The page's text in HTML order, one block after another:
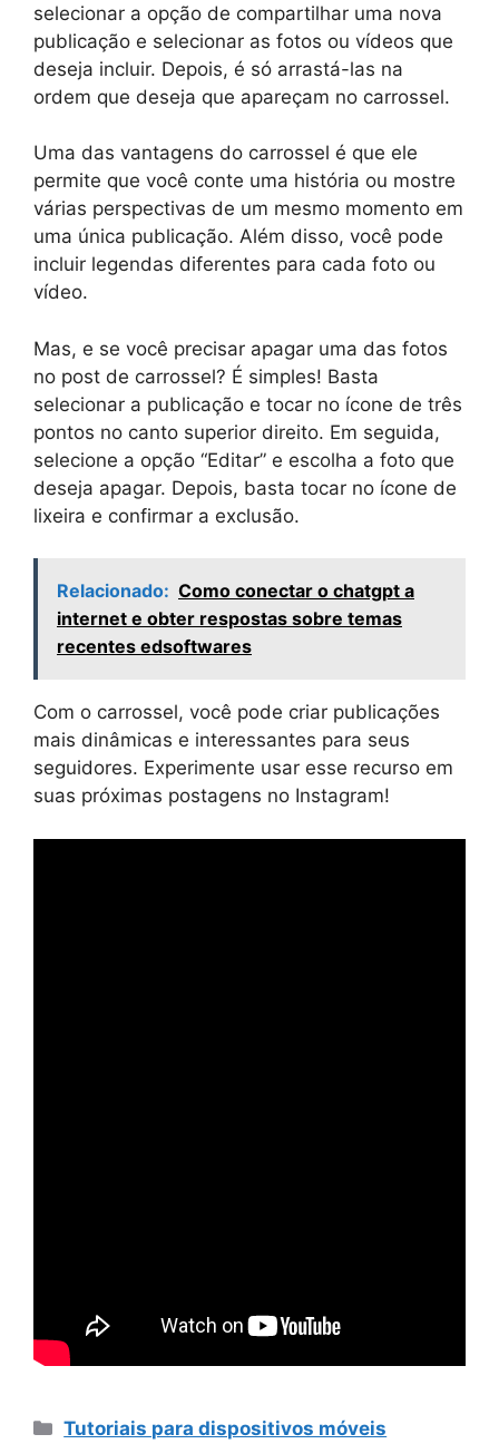
selecionar a opção de compartilhar uma nova
publicação e selecionar as fotos ou vídeos que
deseja incluir. Depois, é só arrastá-las na
ordem que deseja que apareçam no carrossel.
Uma das vantagens do carrossel é que ele
permite que você conte uma história ou mostre
várias perspectivas de um mesmo momento em
uma única publicação. Além disso, você pode
incluir legendas diferentes para cada foto ou
vídeo.
Mas, e se você precisar apagar uma das fotos
no post de carrossel? É simples! Basta
selecionar a publicação e tocar no ícone de três
pontos no canto superior direito. Em seguida,
selecione a opção “Editar” e escolha a foto que
deseja apagar. Depois, basta tocar no ícone de
lixeira e confirmar a exclusão.
Relacionado: Como conectar o chatgpt a
internet e obter respostas sobre temas
recentes edsoftwares
Com o carrossel, você pode criar publicações
mais dinâmicas e interessantes para seus
seguidores. Experimente usar esse recurso em
suas próximas postagens no Instagram!
Categorias
Tutoriais para dispositivos móveis